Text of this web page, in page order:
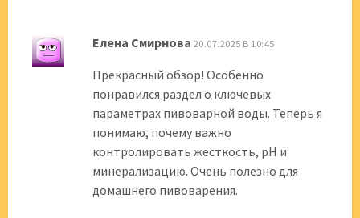
Елена Смирнова 20.07.2025 В 10:45
Прекрасный обзор! Особенно
понравился раздел о ключевых
параметрах пивоварной воды. Теперь я
понимаю, почему важно
контролировать жесткость, pH и
минерализацию. Очень полезно для
домашнего пивоварения.